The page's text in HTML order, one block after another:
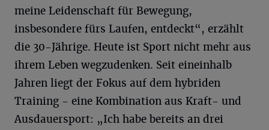
meine Leidenschaft für Bewegung,
insbesondere fürs Laufen, entdeckt“, erzählt
die 30-Jährige. Heute ist Sport nicht mehr aus
ihrem Leben wegzudenken. Seit eineinhalb
Jahren liegt der Fokus auf dem hybriden
Training - eine Kombination aus Kraft- und
Ausdauersport: „Ich habe bereits an drei